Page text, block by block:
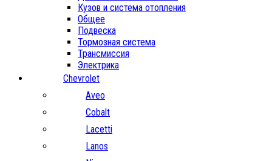
Кузов и система отопления
Общее
Подвеска
Тормозная система
Трансмиссия
Электрика
Chevrolet
Aveo
Cobalt
Lacetti
Lanos